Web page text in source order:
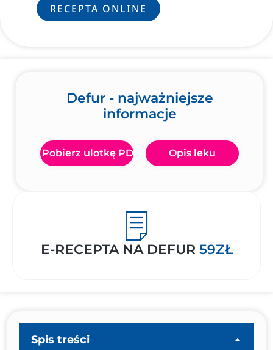
RECEPTA ONLINE
Defur - najważniejsze
informacje
Pobierz ulotkę PDF Opis leku
E-RECEPTA NA DEFUR 59ZŁ
Spis treści